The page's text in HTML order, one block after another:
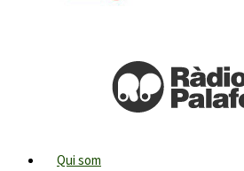
Qui som